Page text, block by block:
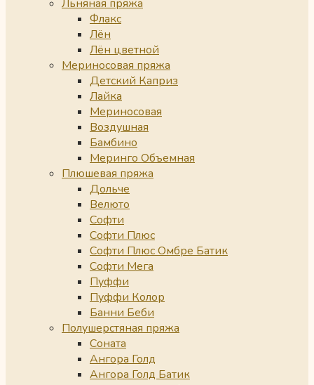
Льняная пряжа
Флакс
Лён
Лён цветной
Мериносовая пряжа
Детский Каприз
Лайка
Мериносовая
Воздушная
Бамбино
Меринго Объемная
Плюшевая пряжа
Дольче
Велюто
Софти
Софти Плюс
Софти Плюс Омбре Батик
Софти Мега
Пуффи
Пуффи Колор
Банни Беби
Полушерстяная пряжа
Соната
Ангора Голд
Ангора Голд Батик